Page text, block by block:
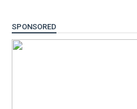
SPONSORED